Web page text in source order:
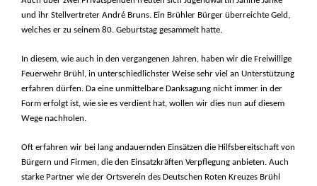
und ihr Stellvertreter André Bruns. Ein Brühler Bürger überreichte Geld,
welches er zu seinem 80. Geburtstag gesammelt hatte.
In diesem, wie auch in den vergangenen Jahren, haben wir die Freiwillige
Feuerwehr Brühl, in unterschiedlichster Weise sehr viel an Unterstützung
erfahren dürfen. Da eine unmittelbare Danksagung nicht immer in der
Form erfolgt ist, wie sie es verdient hat, wollen wir dies nun auf diesem
Wege nachholen.
Oft erfahren wir bei lang andauernden Einsätzen die Hilfsbereitschaft von
Bürgern und Firmen, die den Einsatzkräften Verpflegung anbieten. Auch
starke Partner wie der Ortsverein des Deutschen Roten Kreuzes Brühl